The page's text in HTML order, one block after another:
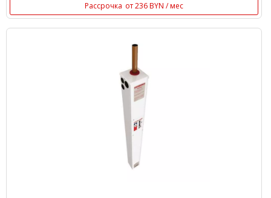
Рассрочка от 236 BYN / мес